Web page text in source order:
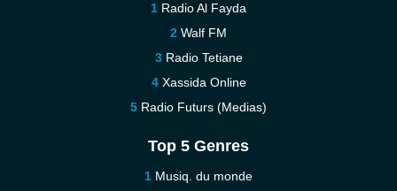
Radio Al Fayda
Walf FM
Radio Tetiane
Xassida Online
Radio Futurs (Medias)
Top 5 Genres
Musiq. du monde